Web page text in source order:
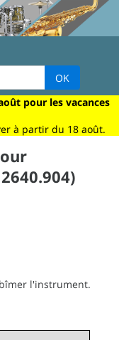
OK
pour les vacances
à partir du 18 août.
l'instrument.